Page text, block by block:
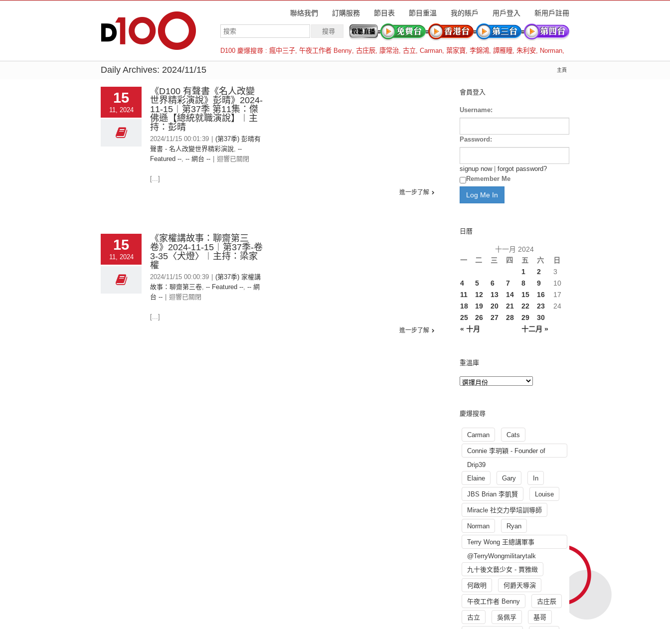
聯絡我們 訂購服務 節目表 節目重溫 我的賬戶 用戶登入 新用戶註冊
D100 慶爆搜尋 : 瘋中三子, 午夜工作者 Benny, 古庄辰, 康常治, 古立, Carman, 葉家寶, 李錦鴻, 譚雁瞳, 朱利安, Norman,
羅倫斯
Daily Archives: 2024/11/15 主頁
15
11, 2024
《D100 有聲書《名人改變
世界精彩演說》彭晴》2024-
11-15︱第37季 第11集：傑
佛遜【總統就職演說】︱主
持：彭晴
2024/11/15 00:01:39
(第37季) 彭晴有
聲書 - 名人改變世界精彩演說, --
Featured --, -- 網台 -- 迴響已關閉
[...]
進一步了解
15
11, 2024
《家權講故事：聊齋第三
卷》2024-11-15︱第37季-卷
3-35〈犬燈〉︱主持：梁家
權
2024/11/15 00:00:39
(第37季) 家權講
故事：聊齋第三卷, -- Featured --, -- 網
台 --
迴響已關閉
[...]
進一步了解
會員登入
Username:
Password:
signup now| forgot password?
Remember Me
日曆
十一月 2024
一
二 三 四 五 六 日
« 十月 十二月 »
1 2
3
4
5 6 7 8 9
10
11
12 13 14 15 16
17
18
19 20 21 22 23
24
25
26 27 28 29 30
重溫庫
慶爆搜尋
Carman Cats
Connie 李玥穎 - Founder of
Drip39
Elaine
Gary In
JBS Brian 李凱賢 Louise
Miracle 社交力學培訓導師
Norman Ryan
Terry Wong 王總講軍事
@TerryWongmilitarytalk
九十後文藝少女 - 賈雅緻
何啟明 何爵天導演
午夜工作者 Benny 古庄辰
古立 吳佩孚 基哥